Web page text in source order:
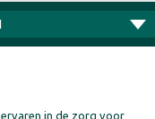
in de zorg voor